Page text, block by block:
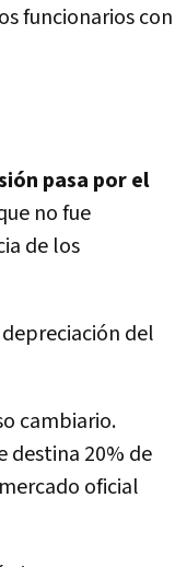
funcionarios con
pasa por el
no fue
de los
del
cambiario.
destina 20% de
oficial